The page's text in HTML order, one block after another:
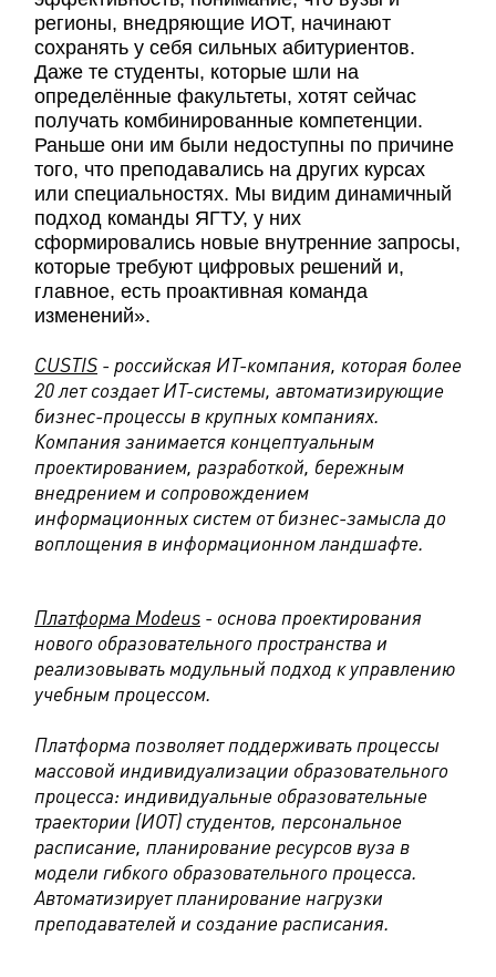
регионы, внедряющие ИОТ, начинают
сохранять у себя сильных абитуриентов.
Даже те студенты, которые шли на
определённые факультеты, хотят сейчас
получать комбинированные компетенции.
Раньше они им были недоступны по причине
того, что преподавались на других курсах
или специальностях. Мы видим динамичный
подход команды ЯГТУ, у них
сформировались новые внутренние запросы,
которые требуют цифровых решений и,
главное, есть проактивная команда
изменений».
CUSTIS - российская ИТ-компания, которая более
20 лет создает ИТ-системы, автоматизирующие
бизнес-процессы в крупных компаниях.
Компания занимается концептуальным
проектированием, разработкой, бережным
внедрением и сопровождением
информационных систем от бизнес-замысла до
воплощения в информационном ландшафте.
Платформа Modeus - основа проектирования
нового образовательного пространства и
реализовывать модульный подход к управлению
учебным процессом.
Платформа позволяет поддерживать процессы
массовой индивидуализации образовательного
процесса: индивидуальные образовательные
траектории (ИОТ) студентов, персональное
расписание, планирование ресурсов вуза в
модели гибкого образовательного процесса.
Автоматизирует планирование нагрузки
преподавателей и создание расписания.